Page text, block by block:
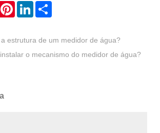
PinterestLinkedIn
estrutura de um medidor de água?
o mecanismo do medidor de água?